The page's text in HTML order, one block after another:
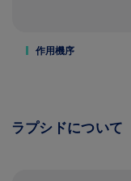
作用機序
ラプシドについて